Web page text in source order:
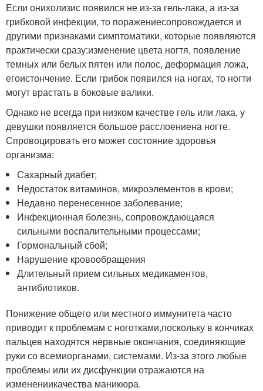
Если онихолизис появился не из-за гель-лака, а из-за
грибковой инфекции, то поражениесопровождается и
другими признаками симптоматики, которые появляются
практически сразу:изменение цвета ногтя, появление
темных или белых пятен или полос, деформация ложа,
егоистончение. Если грибок появился на ногах, то ногти
могут врастать в боковые валики.
Однако не всегда при низком качестве гель или лака, у
девушки появляется большое расслоениена ногте.
Спровоцировать его может состояние здоровья
организма:
Сахарный диабет;
Недостаток витаминов, микроэлементов в крови;
Недавно перенесенное заболевание;
Инфекционная болезнь, сопровождающаяся
сильными воспалительными процессами;
Гормональный сбой;
Нарушение кровообращения
Длительный прием сильных медикаментов,
антибиотиков.
Понижение общего или местного иммунитета часто
приводит к проблемам с ноготками,поскольку в кончиках
пальцев находятся нервные окончания, соединяющие
руки со всемиорганами, системами. Из-за этого любые
проблемы или их дисфункции отражаются на
изменениикачества маникюра.